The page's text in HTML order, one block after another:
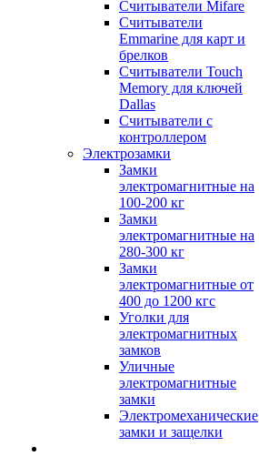
Считыватели Mifare
Считыватели
Emmarine для карт и
брелков
Считыватели Touch
Memory для ключей
Dallas
Считыватели с
контроллером
Электрозамки
Замки
электромагнитные на
100-200 кг
Замки
электромагнитные на
280-300 кг
Замки
электромагнитные от
400 до 1200 кгс
Уголки для
электромагнитных
замков
Уличные
электромагнитные
замки
Электромеханические
замки и защелки